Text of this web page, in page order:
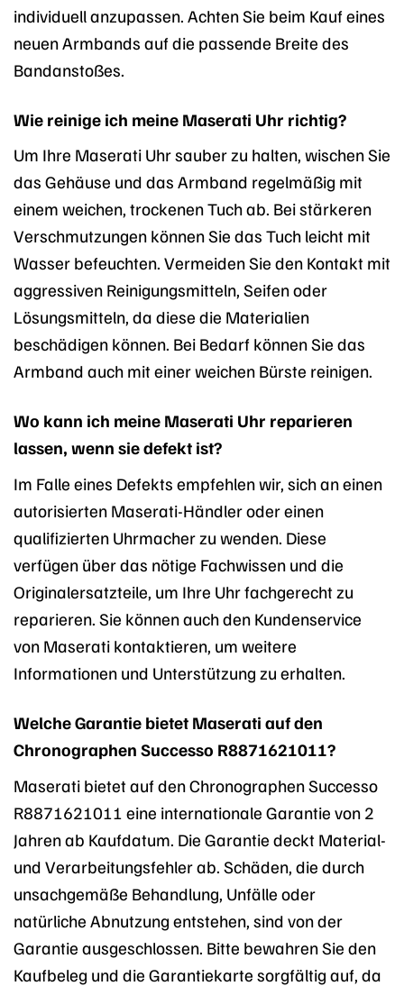
individuell anzupassen. Achten Sie beim Kauf eines
neuen Armbands auf die passende Breite des
Bandanstoßes.
Wie reinige ich meine Maserati Uhr richtig?
Um Ihre Maserati Uhr sauber zu halten, wischen Sie
das Gehäuse und das Armband regelmäßig mit
einem weichen, trockenen Tuch ab. Bei stärkeren
Verschmutzungen können Sie das Tuch leicht mit
Wasser befeuchten. Vermeiden Sie den Kontakt mit
aggressiven Reinigungsmitteln, Seifen oder
Lösungsmitteln, da diese die Materialien
beschädigen können. Bei Bedarf können Sie das
Armband auch mit einer weichen Bürste reinigen.
Wo kann ich meine Maserati Uhr reparieren
lassen, wenn sie defekt ist?
Im Falle eines Defekts empfehlen wir, sich an einen
autorisierten Maserati-Händler oder einen
qualifizierten Uhrmacher zu wenden. Diese
verfügen über das nötige Fachwissen und die
Originalersatzteile, um Ihre Uhr fachgerecht zu
reparieren. Sie können auch den Kundenservice
von Maserati kontaktieren, um weitere
Informationen und Unterstützung zu erhalten.
Welche Garantie bietet Maserati auf den
Chronographen Successo R8871621011?
Maserati bietet auf den Chronographen Successo
R8871621011 eine internationale Garantie von 2
Jahren ab Kaufdatum. Die Garantie deckt Material-
und Verarbeitungsfehler ab. Schäden, die durch
unsachgemäße Behandlung, Unfälle oder
natürliche Abnutzung entstehen, sind von der
Garantie ausgeschlossen. Bitte bewahren Sie den
Kaufbeleg und die Garantiekarte sorgfältig auf, da